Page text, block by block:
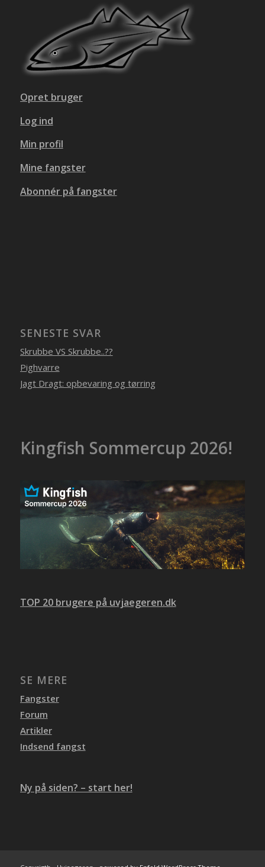
Opret bruger
Log ind
Min profil
Mine fangster
Abonnér på fangster
SENESTE SVAR
Skrubbe VS Skrubbe..??
Pighvarre
Jagt Dragt: opbevaring og tørring
Kingfish Sommercup 2026!
TOP 20 brugere på uvjaegeren.dk
SE MERE
Fangster
Forum
Artikler
Indsend fangst
Ny på siden? – start her!